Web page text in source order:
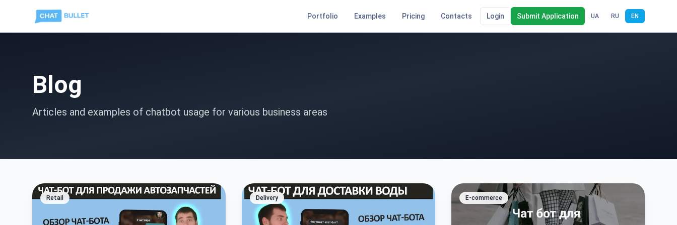
Portfolio Examples Pricing Contacts Login Submit Application UA RU EN
Blog
Articles and examples of chatbot usage for various business areas
Retail Delivery E-commerce